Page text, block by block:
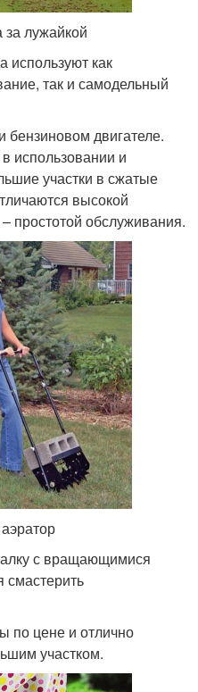
лужайкой
используют как
так и самодельный
бензиновом двигателе.
использовании и
участки в сжатые
высокой
простотой обслуживания.
с вращающимися
по цене и отлично
участком.